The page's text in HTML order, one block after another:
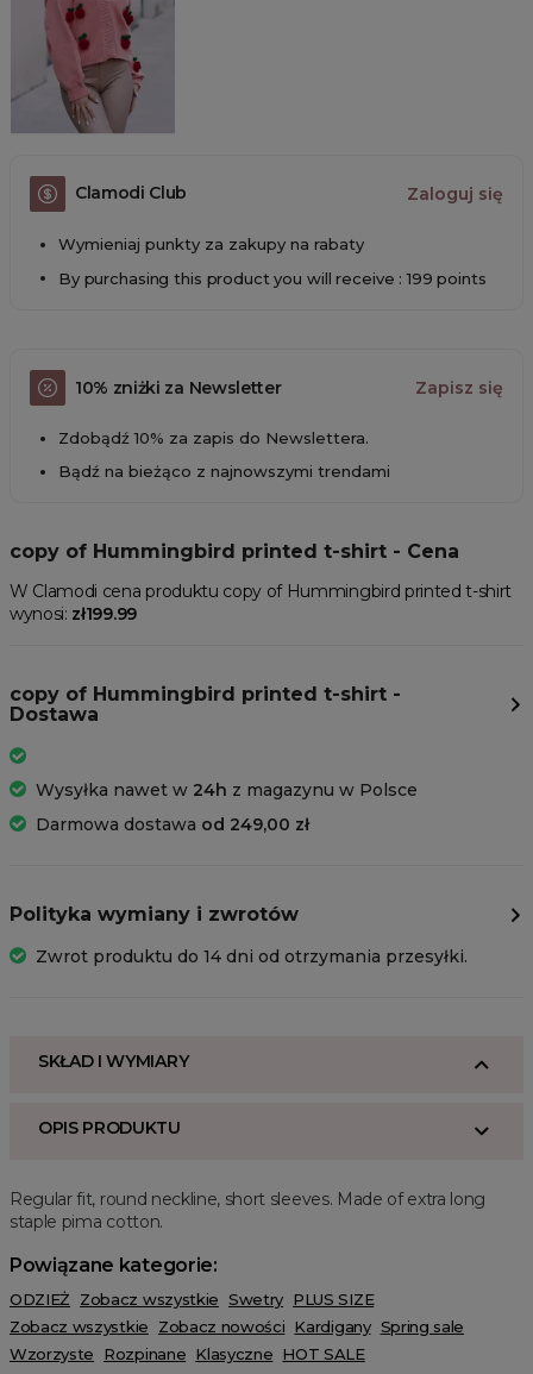
Clamodi Club Zaloguj się
Wymieniaj punkty za zakupy na rabaty
By purchasing this product you will receive : 199 points
10% zniżki za Newsletter Zapisz się
Zdobądź 10% za zapis do Newslettera.
Bądź na bieżąco z najnowszymi trendami
copy of Hummingbird printed t-shirt - Cena
W Clamodi cena produktu copy of Hummingbird printed t-shirt
wynosi: zł199.99
copy of Hummingbird printed t-shirt -
Dostawa
Wysyłka nawet w 24h z magazynu w Polsce
Darmowa dostawa od 249,00 zł
Polityka wymiany i zwrotów
Zwrot produktu do 14 dni od otrzymania przesyłki.
SKŁAD I WYMIARY
OPIS PRODUKTU
Regular fit, round neckline, short sleeves. Made of extra long
staple pima cotton.
Powiązane kategorie:
ODZIEŻ Zobacz wszystkie Swetry PLUS SIZE
Zobacz wszystkie
Zobacz nowości Kardigany Spring sale
Wzorzyste
Rozpinane Klasyczne HOT SALE